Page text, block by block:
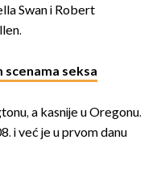
Swan i Robert
seksa
a kasnije u Oregonu.
i već je u prvom danu